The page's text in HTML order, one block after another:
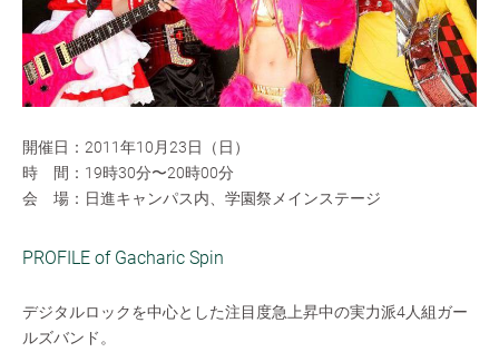
開催日：2011年10月23日（日）
時 間：19時30分〜20時00分
会 場：日進キャンパス内、学園祭メインステージ
PROFILE of Gacharic Spin
デジタルロックを中心とした注目度急上昇中の実力派4人組ガー
ルズバンド。